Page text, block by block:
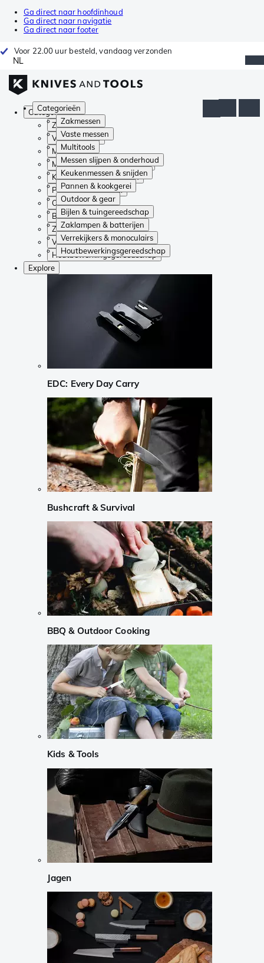
Ga direct naar hoofdinhoud
Ga direct naar navigatie
Ga direct naar footer
Voor 22.00 uur besteld, vandaag verzonden
NL
Categorieën
Zakmessen
Vaste messen
Multitools
Messen slijpen & onderhoud
Keukenmessen & snijden
Pannen & kookgerei
Outdoor & gear
Bijlen & tuingereedschap
Zaklampen & batterijen
Verrekijkers & monoculairs
Houtbewerkingsgereedschap
Categorieën
Zakmessen
Vaste messen
Multitools
Messen slijpen & onderhoud
Keukenmessen & snijden
Pannen & kookgerei
Outdoor & gear
Bijlen & tuingereedschap
Zaklampen & batterijen
Verrekijkers & monoculairs
Houtbewerkingsgereedschap
Explore
EDC: Every Day Carry
Bushcraft & Survival
BBQ & Outdoor Cooking
Kids & Tools
Jagen